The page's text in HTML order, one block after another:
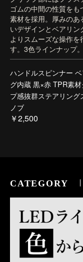
ゴムの中間の性質をも
素材を採用。厚みのあ
いデザインとベアリン
よりスムーズな操作を
す。3色ラインナップ。
ハンドルスピンナー
グ内蔵 黒×赤 TPR素材
プ感抜群ステアリング
ノブ
￥2,500
CATEGORY